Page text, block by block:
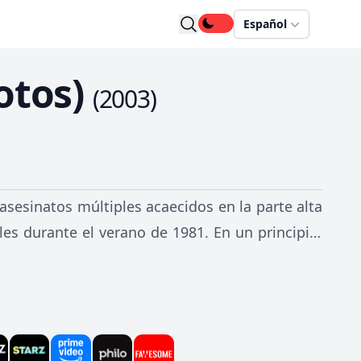
Español
(2003)
múltiples acaecidos en la parte alta
durante el verano de 1981. En un principio,
de la noche, pero pronto evolucionaría
historia, Holmes había caído ya desde su
porno duro a un estado de ruina financiera y